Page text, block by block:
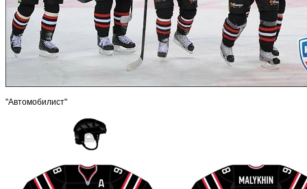
"Автомобилист"